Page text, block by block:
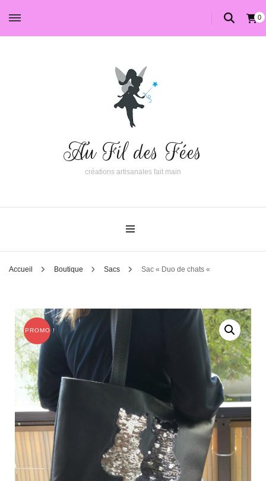
0
Au Fil des Fées
créations artisanales fait main
Accueil Boutique Sacs Sac « Duo de chats «
PROMO !